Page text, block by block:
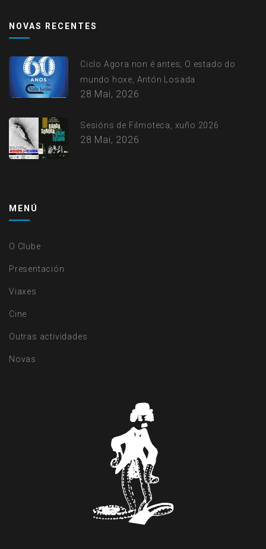
account
menu
NOVAS RECENTES
Ciclo Agora non é antes; O estado do
mundo hoxe, Antón Losada
28 Mai, 2026
Sesións de Filmoteca, xuño 2026
28 Mai, 2026
MENÚ
O Clube
Presentación
Viaxes
Cine
Outras actividades
Novas